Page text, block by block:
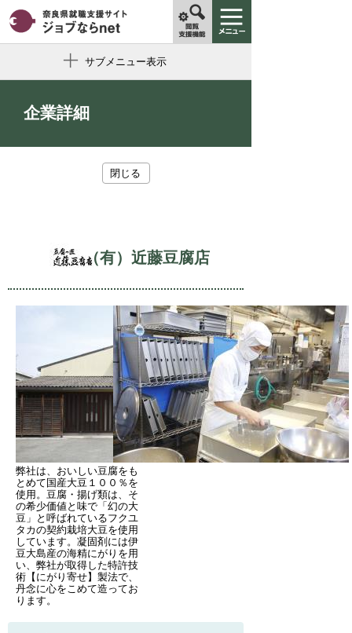
サブメニュー表示
企業詳細
閉じる
（有）近藤豆腐店
弊社は、おいしい豆腐をも
とめて国産大豆１００％を
使用。豆腐・揚げ類は、そ
の希少価値と味で「幻の大
豆」と呼ばれているフクユ
タカの契約栽培大豆を使用
しています。凝固剤には伊
豆大島産の海精にがりを用
い、弊社が取得した特許技
術【にがり寄せ】製法で、
丹念に心をこめて造ってお
ります。